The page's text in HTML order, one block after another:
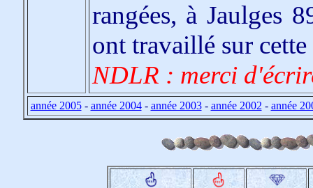
rangées, à Jaulges
ont travaillé sur
NDLR : merci
année 2005- année 2004- année 2003- année 2002 - année